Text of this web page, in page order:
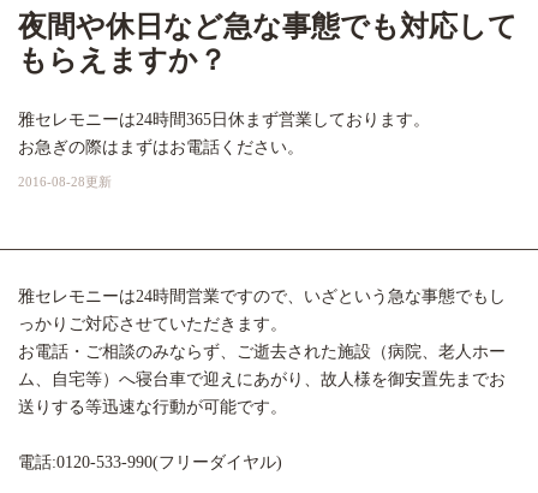
夜間や休日など急な事態でも対応して
もらえますか？
雅セレモニーは24時間365日休まず営業しております。
お急ぎの際はまずはお電話ください。
2016-08-28更新
雅セレモニーは24時間営業ですので、いざという急な事態でもし
っかりご対応させていただきます。
お電話・ご相談のみならず、ご逝去された施設（病院、老人ホー
ム、自宅等）へ寝台車で迎えにあがり、故人様を御安置先までお
送りする等迅速な行動が可能です。
電話:0120-533-990(フリーダイヤル)